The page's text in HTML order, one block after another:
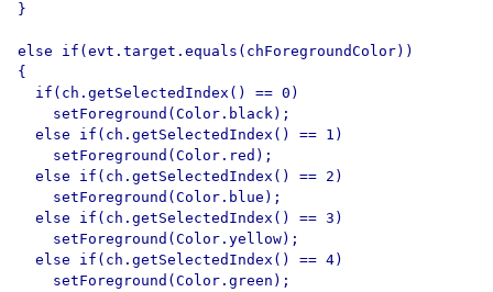
}
else if(evt.target.equals(chForegroundColor))
{
  if(ch.getSelectedIndex() == 0)
    setForeground(Color.black);
  else if(ch.getSelectedIndex() == 1)
    setForeground(Color.red);
  else if(ch.getSelectedIndex() == 2)
    setForeground(Color.blue);
  else if(ch.getSelectedIndex() == 3)
    setForeground(Color.yellow);
  else if(ch.getSelectedIndex() == 4)
    setForeground(Color.green);